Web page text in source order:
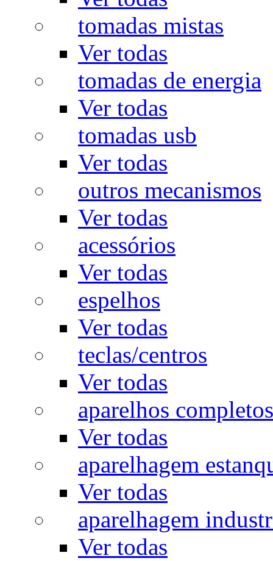
tomadas mistas
Ver todas
tomadas de energia
Ver todas
tomadas usb
Ver todas
outros mecanismos
Ver todas
acessórios
Ver todas
espelhos
Ver todas
teclas/centros
Ver todas
aparelhos completos
Ver todas
aparelhagem
Ver todas
aparelhagem
Ver todas